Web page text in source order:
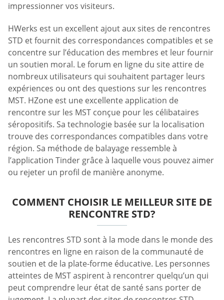
impressionner vos visiteurs.
HWerks est un excellent ajout aux sites de rencontres
STD et fournit des correspondances compatibles et se
concentre sur l’éducation des membres et leur fournir
un soutien moral. Le forum en ligne du site attire de
nombreux utilisateurs qui souhaitent partager leurs
expériences ou ont des questions sur les rencontres
MST. HZone est une excellente application de
rencontre sur les MST conçue pour les célibataires
séropositifs. Sa technologie basée sur la localisation
trouve des correspondances compatibles dans votre
région. Sa méthode de balayage ressemble à
l’application Tinder grâce à laquelle vous pouvez aimer
ou rejeter un profil de manière anonyme.
COMMENT CHOISIR LE MEILLEUR SITE DE
RENCONTRE STD?
Les rencontres STD sont à la mode dans le monde des
rencontres en ligne en raison de la communauté de
soutien et de la plate-forme éducative. Les personnes
atteintes de MST aspirent à rencontrer quelqu’un qui
peut comprendre leur état de santé sans porter de